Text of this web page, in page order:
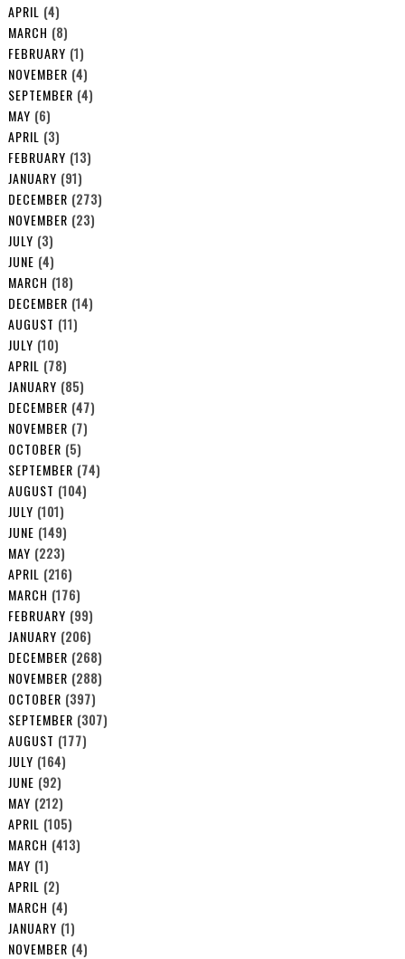
APRIL (4)
MARCH (8)
FEBRUARY (1)
NOVEMBER (4)
SEPTEMBER (4)
MAY (6)
APRIL (3)
FEBRUARY (13)
JANUARY (91)
DECEMBER (273)
NOVEMBER (23)
JULY (3)
JUNE (4)
MARCH (18)
DECEMBER (14)
AUGUST (11)
JULY (10)
APRIL (78)
JANUARY (85)
DECEMBER (47)
NOVEMBER (7)
OCTOBER (5)
SEPTEMBER (74)
AUGUST (104)
JULY (101)
JUNE (149)
MAY (223)
APRIL (216)
MARCH (176)
FEBRUARY (99)
JANUARY (206)
DECEMBER (268)
NOVEMBER (288)
OCTOBER (397)
SEPTEMBER (307)
AUGUST (177)
JULY (164)
JUNE (92)
MAY (212)
APRIL (105)
MARCH (413)
MAY (1)
APRIL (2)
MARCH (4)
JANUARY (1)
NOVEMBER (4)